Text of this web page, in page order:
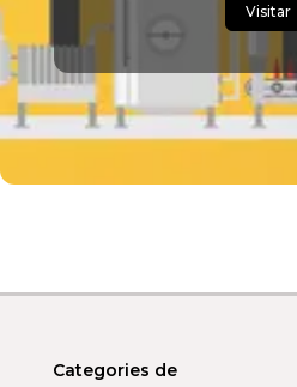
Visitar
Categories de